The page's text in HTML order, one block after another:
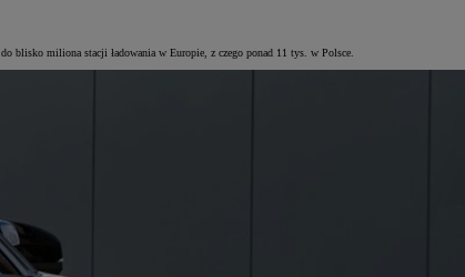
blisko miliona stacji ładowania w Europie, z czego ponad 11 tys. w Polsce.